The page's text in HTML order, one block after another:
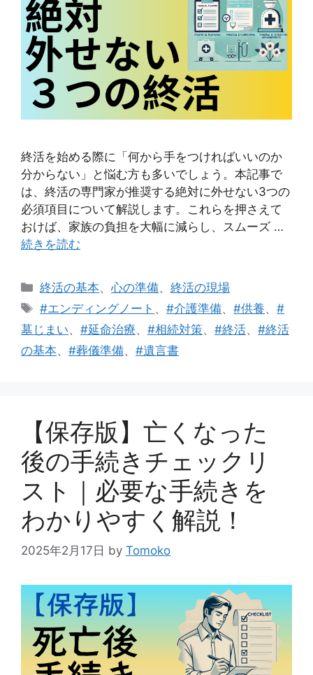
終活を始める際に「何から手をつければいいのか
分からない」と悩む方も多いでしょう。本記事で
は、終活の専門家が推奨する絶対に外せない3つの
必須項目について解説します。これらを押さえて
おけば、家族の負担を大幅に減らし、スムーズ …
続きを読む
カ
テ
リ
ー
終活の基本、心の準備、終活の現場
タ
グ
#エンディングノート 、#介護準備、#供養、#
墓じまい、 #延命治療、 #相続対策、 #終活、 #終活
の基本、 #葬儀準備、 #遺言書
【保存版】亡くなった
後の手続きチェックリ
スト｜必要な手続きを
わかりやすく解説！
2025年2月17日 by Tomoko